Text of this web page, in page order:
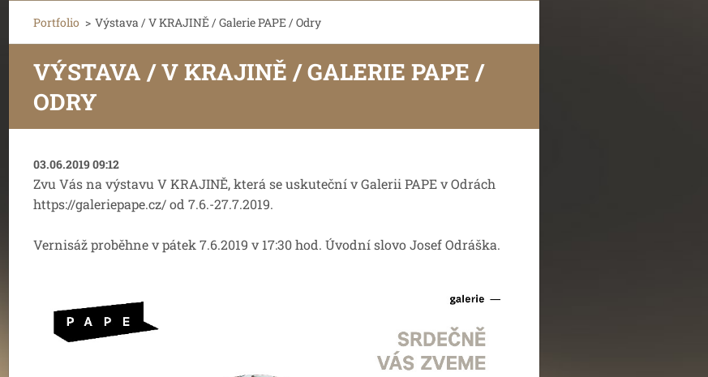
Portfolio > Výstava / V KRAJINĚ / Galerie PAPE / Odry
VÝSTAVA / V KRAJINĚ / GALERIE PAPE /
ODRY
03.06.2019 09:12
Zvu Vás na výstavu V KRAJINĚ, která se uskuteční v Galerii PAPE v Odrách
https://galeriepape.cz/ od 7.6.-27.7.2019.
Vernisáž proběhne v pátek 7.6.2019 v 17:30 hod. Úvodní slovo Josef Odráška.